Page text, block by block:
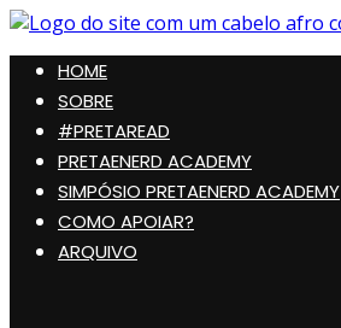
Pular
conteúdo
Preta, Nerd & Burning Hell
HOME
SOBRE
#PRETAREAD
PRETAENERD ACADEMY
SIMPÓSIO PRETAENERD ACADEMY
COMO APOIAR?
ARQUIVO